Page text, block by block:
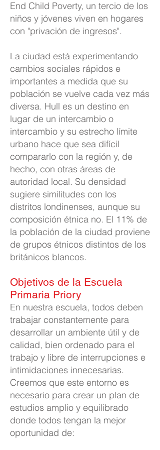
End Child Poverty, un tercio de los
niños y jóvenes viven en hogares
con "privación de ingresos".
La ciudad está experimentando
cambios sociales rápidos e
importantes a medida que su
población se vuelve cada vez más
diversa. Hull es un destino en
lugar de un intercambio o
intercambio y su estrecho límite
urbano hace que sea difícil
compararlo con la región y, de
hecho, con otras áreas de
autoridad local. Su densidad
sugiere similitudes con los
distritos londinenses, aunque su
composición étnica no. El 11% de
la población de la ciudad proviene
de grupos étnicos distintos de los
británicos blancos.
Objetivos de la Escuela
Primaria Priory
En nuestra escuela, todos deben
trabajar constantemente para
desarrollar un ambiente útil y de
calidad, bien ordenado para el
trabajo y libre de interrupciones e
intimidaciones innecesarias.
Creemos que este entorno es
necesario para crear un plan de
estudios amplio y equilibrado
donde todos tengan la mejor
oportunidad de: